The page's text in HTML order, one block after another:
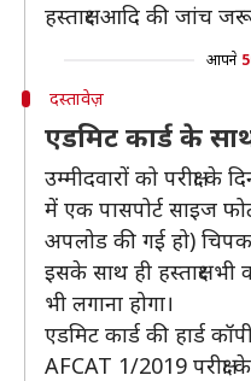
हस्ताक्षर आदि की जांच
आपने
दस्तावेज़
एडमिट कार्ड के
उम्मीदवारों को परीक्षा
में एक पासपोर्ट साइज
अपलोड की गई हो)
इसके साथ ही हस्ताक्षर
भी लगाना होगा।
एडमिट कार्ड की हार्ड
AFCAT 1/2019